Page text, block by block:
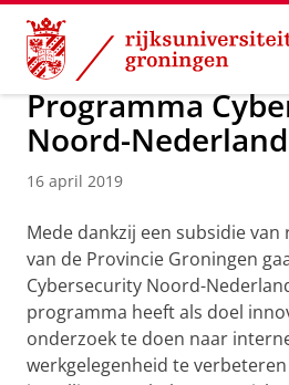
Skip
Content
Skip
Navigation
Over ons Actueel Nieuws
Programma
Noord-
16 april 2019
Mede dankzij een subsidie
van de Provincie Groningen
Cybersecurity Noord-
programma heeft als doel
onderzoek te doen naar
werkgelegenheid te